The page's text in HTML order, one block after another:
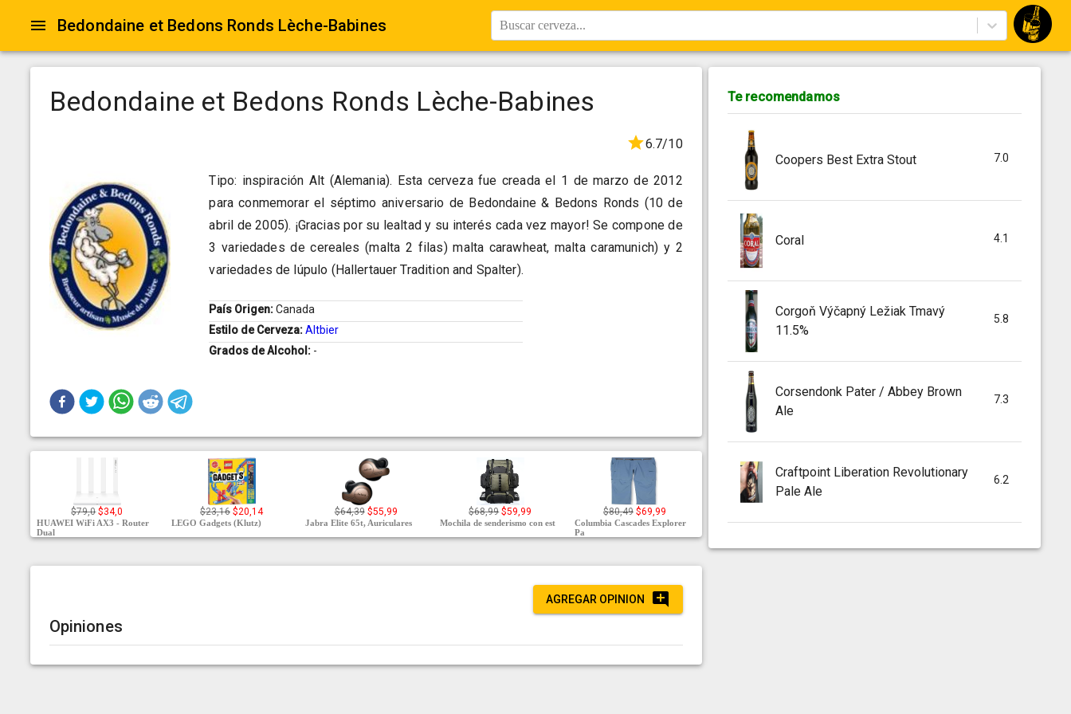
Bedondaine et Bedons Ronds Lèche-Babines Buscar cerveza...
Bedondaine et Bedons Ronds Lèche-Babines
6.7/10
Tipo: inspiración Alt (Alemania). Esta cerveza fue creada el 1 de marzo de 2012
para conmemorar el séptimo aniversario de Bedondaine & Bedons Ronds (10 de
abril de 2005). ¡Gracias por su lealtad y su interés cada vez mayor! Se compone de
3 variedades de cereales (malta 2 filas) malta carawheat, malta caramunich) y 2
variedades de lúpulo (Hallertauer Tradition and Spalter).
País Origen:Canada
Estilo de Cerveza:Altbier
Grados de Alcohol: -
$79,0 $34,0
HUAWEI WiFi AX3 - Router
Dual
$23,16 $20,14
LEGO Gadgets (Klutz)
$64,39 $55,99
Jabra Elite 65t, Auriculares
$68,99 $59,99
Mochila de senderismo con est
$80,49 $69,99
Columbia Cascades Explorer
Pa
AGREGAR OPINION
Opiniones
Te recomendamos
Coopers Best Extra Stout 7.0
Coral 4.1
Corgoň Výčapný Ležiak Tmavý
11.5%
5.8
Corsendonk Pater / Abbey Brown
Ale
7.3
Craftpoint Liberation Revolutionary
Pale Ale
6.2